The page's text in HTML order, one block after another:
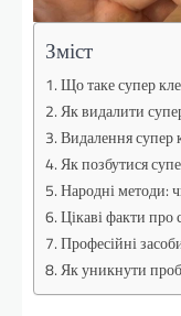
Зміст
Що таке супер
Як видалити
Видалення супер
Як позбутися
Народні методи:
Цікаві факти про
Професійні
Як уникнути